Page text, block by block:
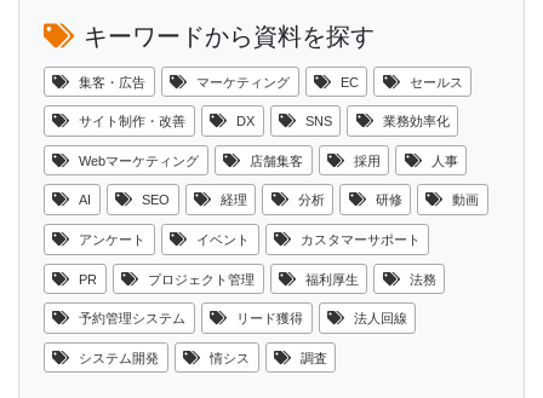
キーワードから資料を探す
集客・広告 マーケティング EC セールス
サイト制作・改善 DX SNS 業務効率化
Webマーケティング 店舗集客 採用 人事
AI SEO 経理 分析 研修 動画
アンケート イベント カスタマーサポート
PR プロジェクト管理 福利厚生 法務
予約管理システム リード獲得 法人回線
システム開発 情シス 調査